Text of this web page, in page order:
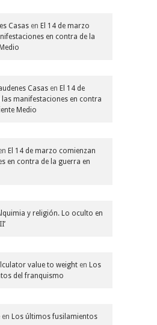
Casas en El 14 de marzo
en contra de la
Casas en El 14 de
manifestaciones en contra
Medio
El 14 de marzo comienzan
en contra de la guerra en
y religión. Lo oculto en
value to weight en Los
del franquismo
en Los últimos fusilamientos